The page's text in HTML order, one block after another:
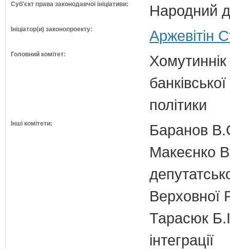
Суб'єкт права законодавчої ініціативи: Народний
Ініціатор(и) законопроекту: Аржевітін
Головний комітет:
політики
Інші комітети:
Баранов
Макеєнко
Верховної
Тарасюк
інтеграції